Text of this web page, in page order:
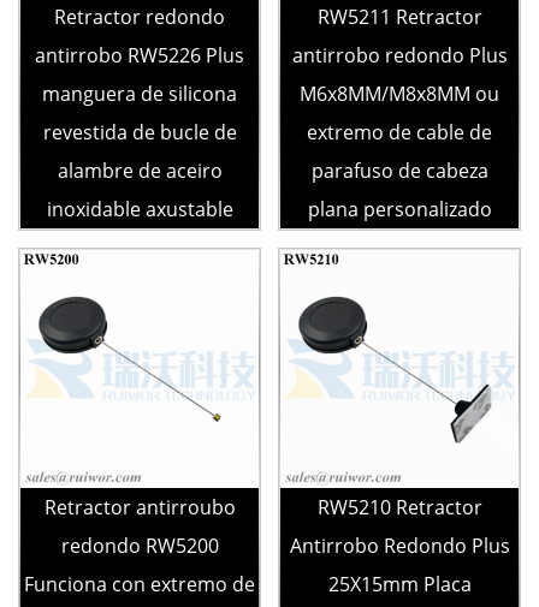
Retractor redondo
antirrobo RW5226 Plus
manguera de silicona
revestida de bucle de
alambre de aceiro
inoxidable axustable
RW5211 Retractor
antirrobo redondo Plus
M6x8MM/M8x8MM ou
extremo de cable de
parafuso de cabeza
plana personalizado
Retractor antirroubo
redondo RW5200
Funciona con extremo de
RW5210 Retractor
Antirrobo Redondo Plus
25X15mm Placa